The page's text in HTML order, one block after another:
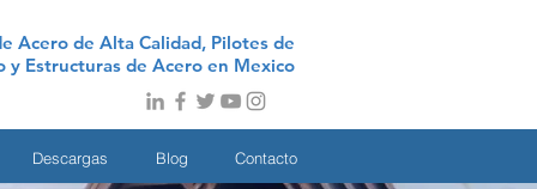
Acero de Alta Calidad, Pilotes de
Estructuras de Acero en Mexico
Descargas Blog Contacto